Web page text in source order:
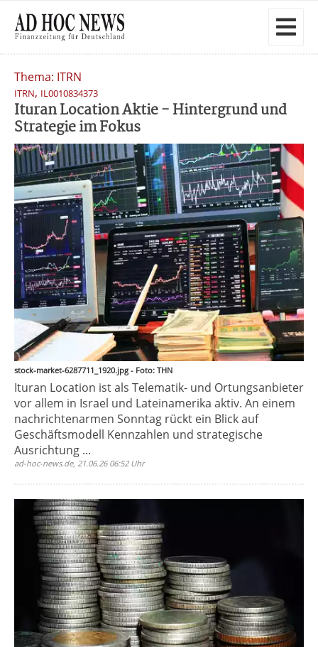
Thema: ITRN
ITRN, IL0010834373
Ituran Location Aktie - Hintergrund und
Strategie im Fokus
stock-market-6287711_1920.jpg - Foto: THN
Ituran Location ist als Telematik- und Ortungsanbieter
vor allem in Israel und Lateinamerika aktiv. An einem
nachrichtenarmen Sonntag rückt ein Blick auf
Geschäftsmodell Kennzahlen und strategische
Ausrichtung ...
ad-hoc-news.de, 21.06.26 06:52 Uhr